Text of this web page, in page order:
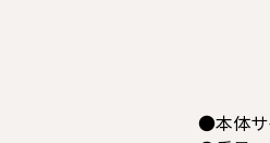
●本体サ